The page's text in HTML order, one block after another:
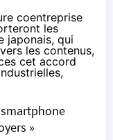
coentreprise
les
japonais, qui
les contenus,
cet accord
smartphone
»